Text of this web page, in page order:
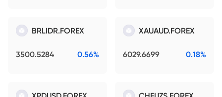
BRLIDR.FOREX
3500.5284 0.56%
XAUAUD.FOREX
6029.6699 0.18%